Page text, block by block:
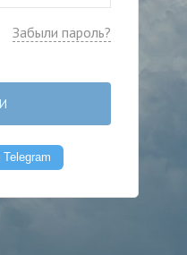
Забыли пароль?